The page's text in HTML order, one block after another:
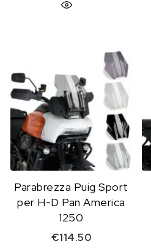
Parabrezza Puig Sport
per H-D Pan America
1250
€114.50